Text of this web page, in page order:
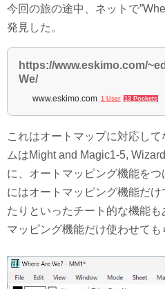
今回の旅の途中、ネットで
発見した。
https://www.eskimo.com/
We/
www.eskimo.com 1 User 13 Pockets
これはオートマップに対応し
ムはMight and Magic1-5,
に、オートマッピング機能を
にはオートマッピング機能だ
たりといったチート的な機能
マッピング機能だけ使わせても